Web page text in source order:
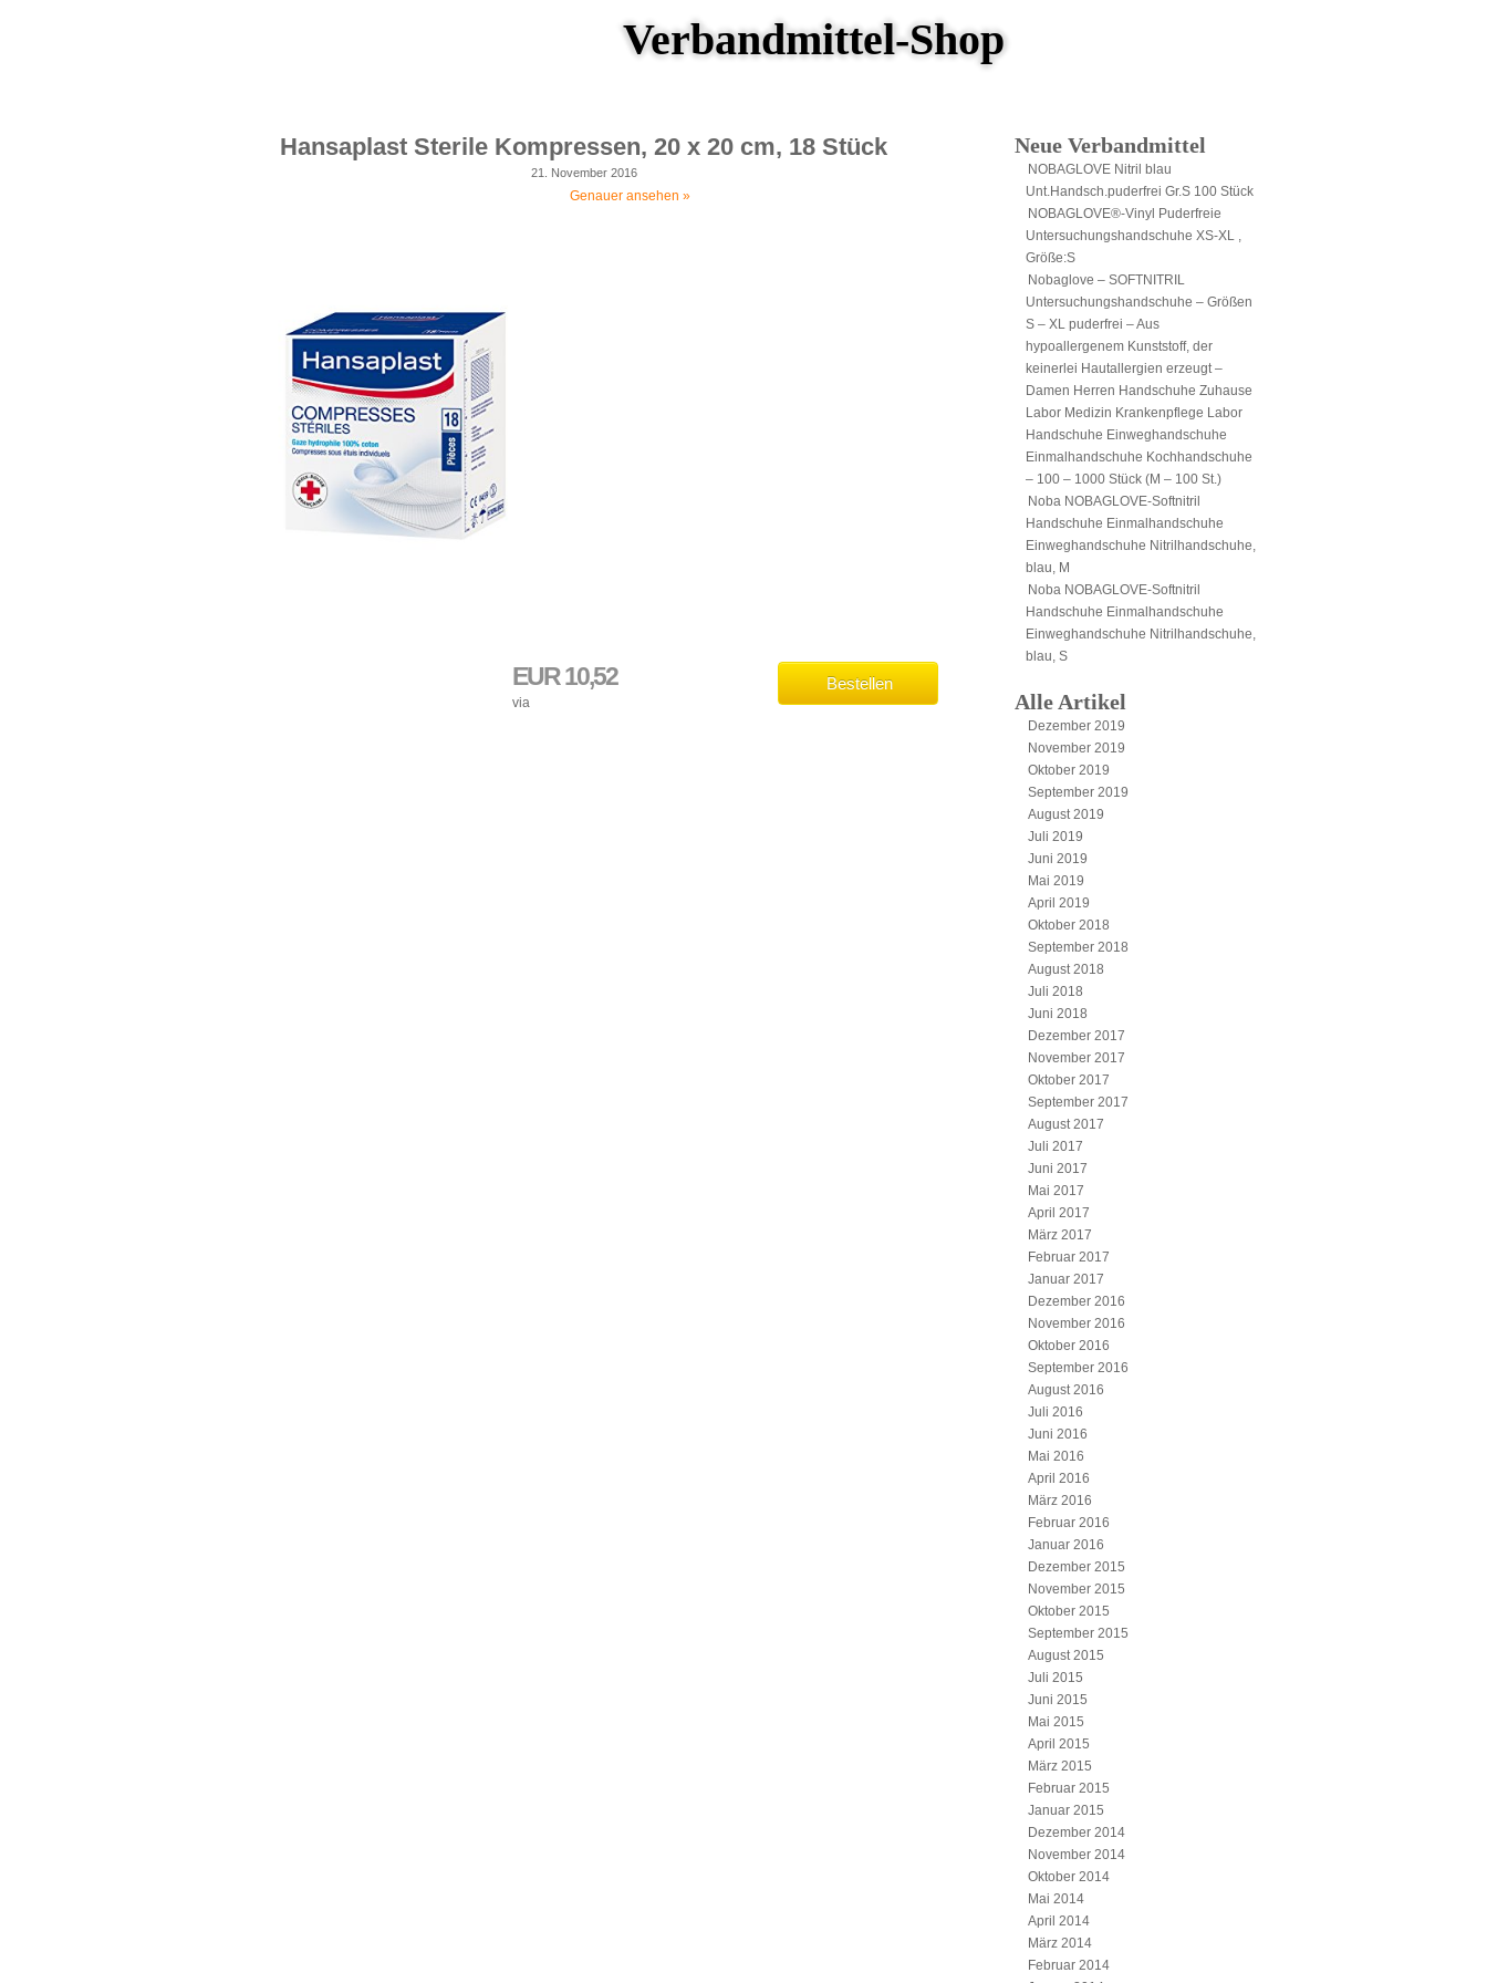
Verbandmittel-Shop
Hansaplast Sterile Kompressen, 20 x 20 cm, 18 Stück
21. November 2016
Genauer ansehen »
Bestellen
EUR 10,52
via
Neue Verbandmittel
NOBAGLOVE Nitril blau
Unt.Handsch.puderfrei Gr.S 100 Stück
NOBAGLOVE®-Vinyl Puderfreie
Untersuchungshandschuhe XS-XL ,
Größe:S
Nobaglove – SOFTNITRIL
Untersuchungshandschuhe – Größen
S – XL puderfrei – Aus
hypoallergenem Kunststoff, der
keinerlei Hautallergien erzeugt –
Damen Herren Handschuhe Zuhause
Labor Medizin Krankenpflege Labor
Handschuhe Einweghandschuhe
Einmalhandschuhe Kochhandschuhe
– 100 – 1000 Stück (M – 100 St.)
Noba NOBAGLOVE-Softnitril
Handschuhe Einmalhandschuhe
Einweghandschuhe Nitrilhandschuhe,
blau, M
Noba NOBAGLOVE-Softnitril
Handschuhe Einmalhandschuhe
Einweghandschuhe Nitrilhandschuhe,
blau, S
Alle Artikel
Dezember 2019
November 2019
Oktober 2019
September 2019
August 2019
Juli 2019
Juni 2019
Mai 2019
April 2019
Oktober 2018
September 2018
August 2018
Juli 2018
Juni 2018
Dezember 2017
November 2017
Oktober 2017
September 2017
August 2017
Juli 2017
Juni 2017
Mai 2017
April 2017
März 2017
Februar 2017
Januar 2017
Dezember 2016
November 2016
Oktober 2016
September 2016
August 2016
Juli 2016
Juni 2016
Mai 2016
April 2016
März 2016
Februar 2016
Januar 2016
Dezember 2015
November 2015
Oktober 2015
September 2015
August 2015
Juli 2015
Juni 2015
Mai 2015
April 2015
März 2015
Februar 2015
Januar 2015
Dezember 2014
November 2014
Oktober 2014
Mai 2014
April 2014
März 2014
Februar 2014